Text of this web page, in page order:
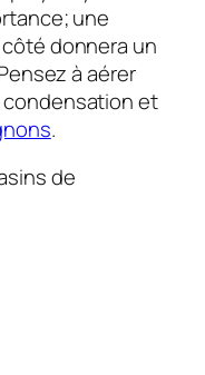
une
donnera un
à aérer
et
.
de